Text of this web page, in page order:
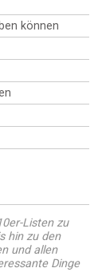
Aloe-Vera-
des
Zutat
können
Listen zu
hin zu den
und allen
Dinge